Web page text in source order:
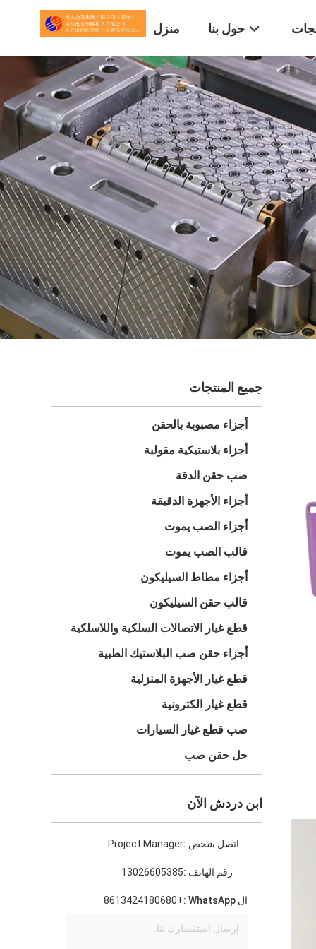
منزل حول بنا
جميع المنتجات
أجزاء مصبوبة بالحقن
أجزاء بلاستيكية مقولبة
صب حقن الدقة
أجزاء الأجهزة الدقيقة
أجزاء الصب يموت
قالب الصب يموت
أجزاء مطاط السيليكون
قالب حقن السيليكون
قطع غيار الاتصالات السلكية واللاسلكية
أجزاء حقن صب البلاستيك الطبية
قطع غيار الأجهزة المنزلية
قطع غيار الكترونية
صب قطع غيار السيارات
حل حقن صب
ابن دردش الآن
اتصل شخص :Project Manager
رقم الهاتف :13026605385
ال WhatsApp : +8613424180680